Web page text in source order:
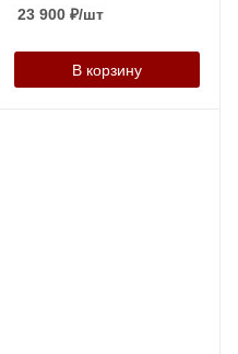
23 900₽/шт
В корзину